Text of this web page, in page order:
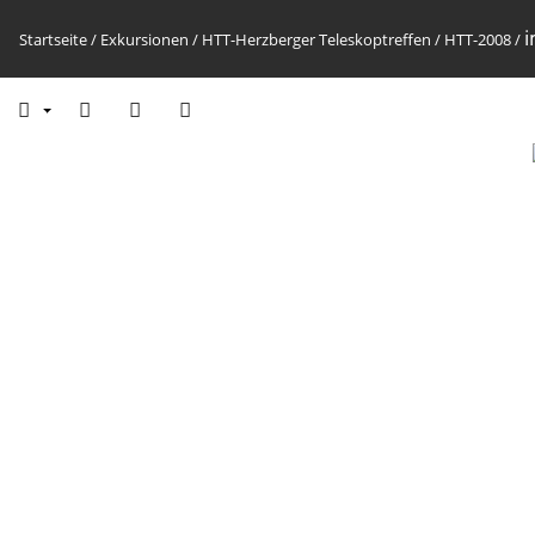
Startseite/ Exkursionen / HTT-Herzberger Teleskoptreffen / HTT-2008/